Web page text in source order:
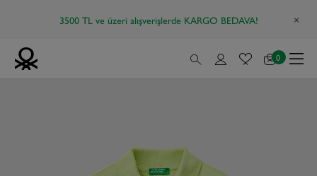
3500 TL ve üzeri alışverişlerde KARGO BEDAVA!
0